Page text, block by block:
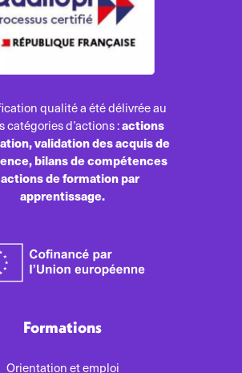
qualité a été délivrée au
catégories d’actions :actions
validation des acquis de
bilans de compétences
de formation par
apprentissage.
Formations
Orientation et emploi